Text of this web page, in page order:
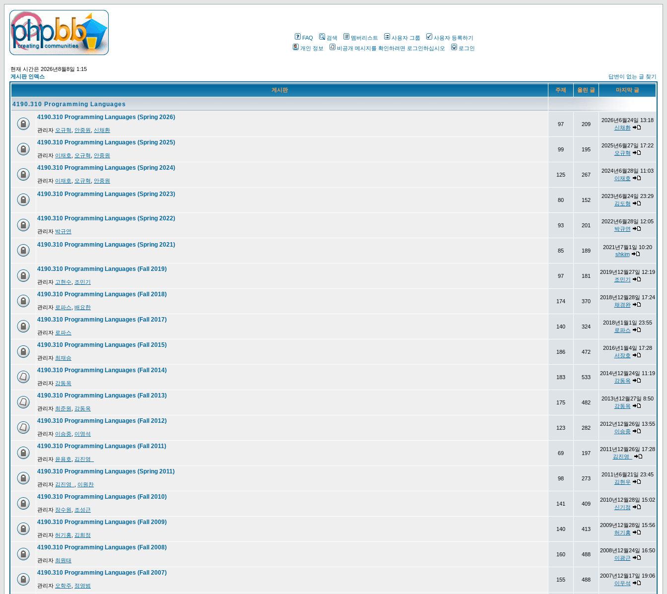
FAQ 검색 멤버리스트 사용자 그룹
사용자 등록하기
개인 정보
비공개 메시지를 확인하려면 로그인하십시오 로그인
현재 시간은 2026년8월8일 1:15
게시판 인덱스
답변이 없는 글 찾기
게시판 주제 올린 글 마지막 글
4190.310 Programming Languages
4190.310 Programming Languages (Spring 2026)
관리자 오규혁 안중원 신채환
97 209
2026년6월24일 13:18
신채환
4190.310 Programming Languages (Spring 2025)
관리자 이재호 오규혁 안중원
99 195
2025년6월27일 17:22
오규혁
4190.310 Programming Languages (Spring 2024)
관리자 이재호 오규혁 안중원
125 267
2024년6월28일 11:03
이재호
4190.310 Programming Languages (Spring 2023)
80 152
2023년6월24일 23:29
김도형
4190.310 Programming Languages (Spring 2022)
관리자 박규연
93 201
2022년6월28일 12:05
박규연
4190.310 Programming Languages (Spring 2021)
85 189
2021년7월1일 10:20
shkim
4190.310 Programming Languages (Fall 2019)
관리자 고현수 조민기
97 181
2019년12월27일 12:19
조민기
4190.310 Programming Languages (Fall 2018)
관리자 로파스 배요한
174 370
2018년12월28일 17:24
채경완
4190.310 Programming Languages (Fall 2017)
관리자 로파스
140 324
2018년1월1일 23:55
로파스
4190.310 Programming Languages (Fall 2015)
관리자 최재승
186 472
2016년1월4일 17:28
서장호
4190.310 Programming Languages (Fall 2014)
관리자 강동옥
183 533
2014년12월24일 11:19
강동옥
4190.310 Programming Languages (Fall 2013)
관리자 최준원 강동옥
175 482
2013년12월27일 8:50
강동옥
4190.310 Programming Languages (Fall 2012)
관리자 이승중 이영석
123 282
2012년12월26일 13:55
이승중
4190.310 Programming Languages (Fall 2011)
관리자 윤용호 김진영_
69 197
2011년12월26일 17:28
김진영_
4190.310 Programming Languages (Spring 2011)
관리자 김진영_ 이원찬
98 273
2011년6월21일 23:45
김현우
4190.310 Programming Languages (Fall 2010)
관리자 장수원 조성근
141 409
2010년12월28일 15:02
신기정
4190.310 Programming Languages (Fall 2009)
관리자 허기홍 김희정
140 413
2009년12월28일 15:56
허기홍
4190.310 Programming Languages (Fall 2008)
관리자 최원태
160 488
2008년12월24일 16:50
이광근
4190.310 Programming Languages (Fall 2007)
관리자 오학주 정영범
155 488
2007년12월17일 19:06
이우석